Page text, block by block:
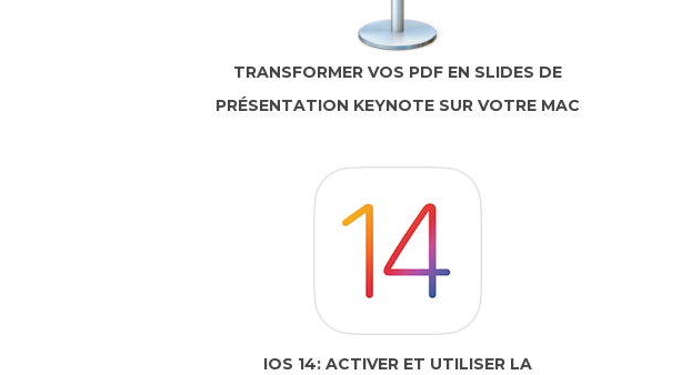
TRANSFORMER VOS PDF EN SLIDES DE
PRÉSENTATION KEYNOTE SUR VOTRE MAC
IOS 14: ACTIVER ET UTILISER LA